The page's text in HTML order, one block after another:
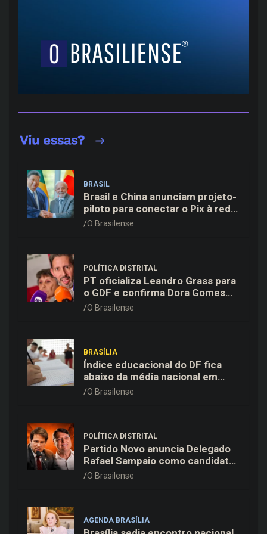
BRASIL
Brasil e China anunciam projeto-
piloto para conectar o Pix à rede
de pagamentos chinesa
O Brasilense
POLÍTICA DISTRITAL
PT oficializa Leandro Grass para
o GDF e confirma Dora Gomes
como vice na chapa majoritária
O Brasilense
BRASÍLIA
Índice educacional do DF fica
abaixo da média nacional em
todas as etapas de ensino,
O Brasilense
POLÍTICA DISTRITAL
Partido Novo anuncia Delegado
Rafael Sampaio como candidato
a vice-governador na chapa de
O Brasilense
AGENDA BRASÍLIA